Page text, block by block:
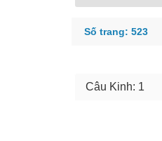
Số trang: 523
Câu Kinh: 1